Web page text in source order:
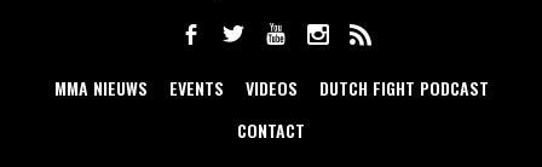
MMA NIEUWS EVENTS VIDEOS
DUTCH FIGHT PODCAST
CONTACT